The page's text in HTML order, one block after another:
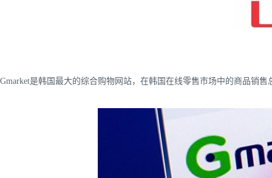
Gmarket是韩国最大的综合购物网站，在韩国在线零售市场中的商品销